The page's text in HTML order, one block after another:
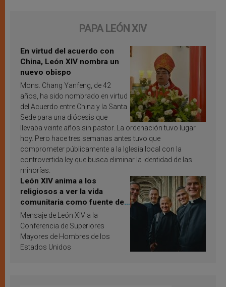
PAPA LEÓN XIV
En virtud del acuerdo con
China, León XIV nombra un
nuevo obispo
Mons. Chang Yanfeng, de 42
años, ha sido nombrado en virtud
del Acuerdo entre China y la Santa
Sede para una diócesis que
llevaba veinte años sin pastor. La ordenación tuvo lugar
hoy. Pero hace tres semanas antes tuvo que
comprometer públicamente a la Iglesia local con la
controvertida ley que busca eliminar la identidad de las
minorías.
León XIV anima a los
religiosos a ver la vida
comunitaria como fuente de
inspiración y santificación
Mensaje de León XIV a la
Conferencia de Superiores
Mayores de Hombres de los
Estados Unidos